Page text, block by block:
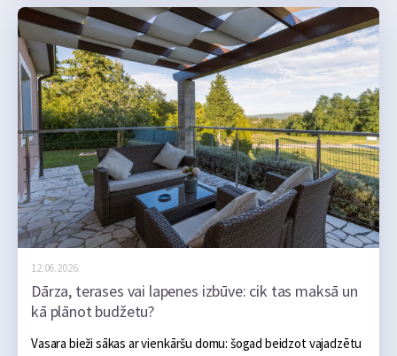
12.06.2026.
Dārza, terases vai lapenes izbūve: cik tas maksā un
kā plānot budžetu?
Vasara bieži sākas ar vienkāršu domu: šogad beidzot vajadzētu